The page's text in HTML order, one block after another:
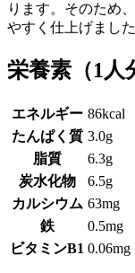
ります。そのため
やすく仕上げました
栄養素 （1人
エネルギー 86kcal
たんぱく質 3.0g
脂質
6.3g
炭水化物
6.5g
カルシウム 63mg
鉄
0.5mg
ビタミンB1 0.06mg